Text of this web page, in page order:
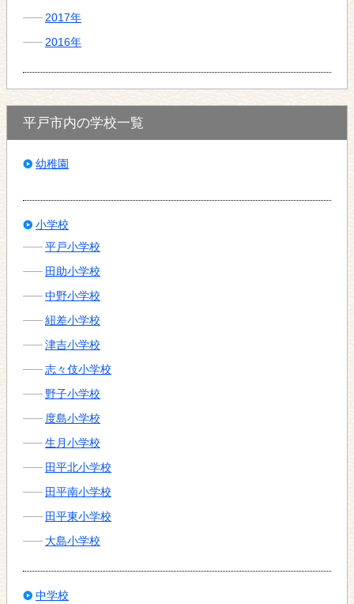
2017年
2016年
平戸市内の学校一覧
幼稚園
小学校
平戸小学校
田助小学校
中野小学校
紐差小学校
津吉小学校
志々伎小学校
野子小学校
度島小学校
生月小学校
田平北小学校
田平南小学校
田平東小学校
大島小学校
中学校